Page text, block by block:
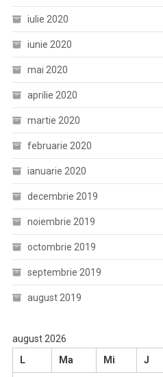
iulie 2020
iunie 2020
mai 2020
aprilie 2020
martie 2020
februarie 2020
ianuarie 2020
decembrie 2019
noiembrie 2019
octombrie 2019
septembrie 2019
august 2019
august 2026
L
Ma Mi J